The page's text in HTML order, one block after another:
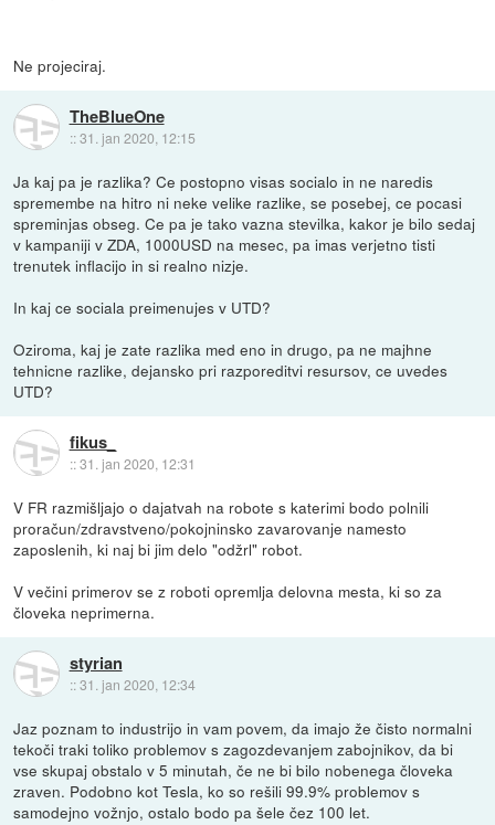
Ne projeciraj.
TheBlueOne
::31. jan 2020, 12:15
Ja kaj pa je razlika? Ce postopno visas socialo in ne naredis
spremembe na hitro ni neke velike razlike, se posebej, ce pocasi
spreminjas obseg. Ce pa je tako vazna stevilka, kakor je bilo sedaj
v kampaniji v ZDA, 1000USD na mesec, pa imas verjetno tisti
trenutek inflacijo in si realno nizje.
In kaj ce sociala preimenujes v UTD?
Oziroma, kaj je zate razlika med eno in drugo, pa ne majhne
tehnicne razlike, dejansko pri razporeditvi resursov, ce uvedes
UTD?
fikus_
::31. jan 2020, 12:31
V FR razmišljajo o dajatvah na robote s katerimi bodo polnili
proračun/zdravstveno/pokojninsko zavarovanje namesto
zaposlenih, ki naj bi jim delo "odžrl" robot.
V večini primerov se z roboti opremlja delovna mesta, ki so za
človeka neprimerna.
styrian
::31. jan 2020, 12:34
Jaz poznam to industrijo in vam povem, da imajo že čisto normalni
tekoči traki toliko problemov s zagozdevanjem zabojnikov, da bi
vse skupaj obstalo v 5 minutah, če ne bi bilo nobenega človeka
zraven. Podobno kot Tesla, ko so rešili 99.9% problemov s
samodejno vožnjo, ostalo bodo pa šele čez 100 let.